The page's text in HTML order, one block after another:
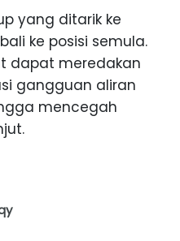
yang ditarik ke
ke posisi semula.
dapat meredakan
gangguan aliran
mencegah